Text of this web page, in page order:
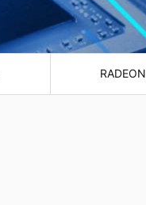
RADEON